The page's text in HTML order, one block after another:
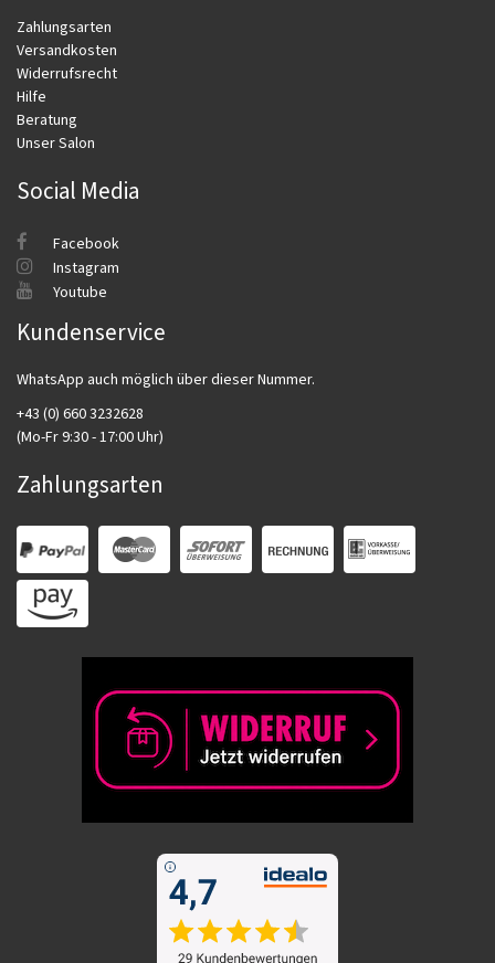
Zahlungsarten
Versandkosten
Widerrufsrecht
Hilfe
Beratung
Unser Salon
Social Media
Facebook
Instagram
Youtube
Kundenservice
WhatsApp auch möglich über dieser Nummer.
+43 (0) 660 3232628
(Mo-Fr 9:30 - 17:00 Uhr)
Zahlungsarten